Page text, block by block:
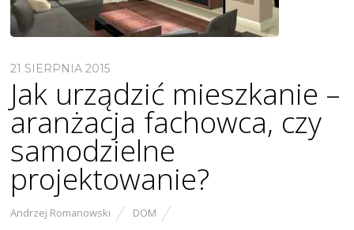
21 SIERPNIA 2015
Jak urządzić mieszkanie –
aranżacja fachowca, czy
samodzielne
projektowanie?
Andrzej Romanowski DOM